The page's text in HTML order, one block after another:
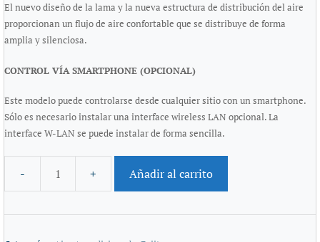
El nuevo diseño de la lama y la nueva estructura de distribución del aire
proporcionan un flujo de aire confortable que se distribuye de forma
amplia y silenciosa.
CONTROL VÍA SMARTPHONE (OPCIONAL)
Este modelo puede controlarse desde cualquier sitio con un smartphone.
Sólo es necesario instalar una interface wireless LAN opcional. La
interface W-LAN se puede instalar de forma sencilla.
Añadir al carrito